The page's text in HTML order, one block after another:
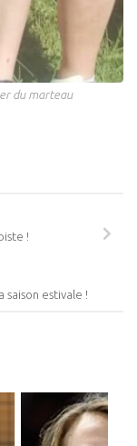
du marteau
!
saison estivale !